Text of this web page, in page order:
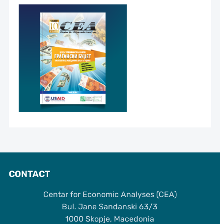
CONTACT
Centar for Economic Analyses (CEA)
Bul. Jane Sandanski 63/3
1000 Skopje, Macedonia